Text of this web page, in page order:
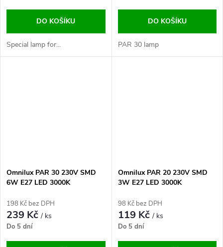
DO KOŠÍKU
Special lamp for...
DO KOŠÍKU
PAR 30 lamp
Omnilux PAR 30 230V SMD
6W E27 LED 3000K
198 Kč bez DPH
239 Kč/ ks
Do 5 dní
Omnilux PAR 20 230V SMD
3W E27 LED 3000K
98 Kč bez DPH
119 Kč/ ks
Do 5 dní